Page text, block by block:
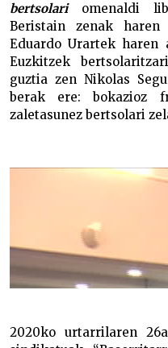
bertsolariomenaldi
Beristain zenak
Eduardo Urartek haren
Euzkitzek
guztia zen Nikolas
berak ere: bokazioz
zaletasunez bertsolari
2020ko urtarrilaren